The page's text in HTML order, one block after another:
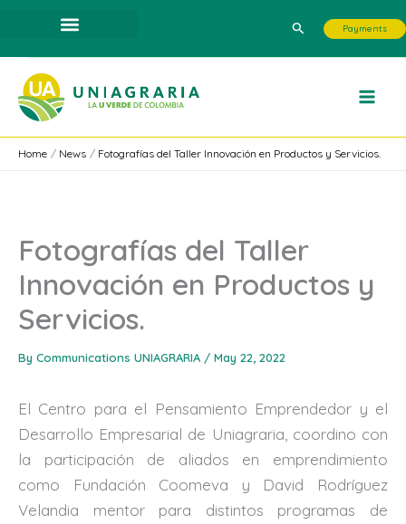
content
Search Payments
Home News Fotografías del Taller Innovación en Productos y Servicios.
Fotografías del Taller
Innovación en Productos y
Servicios.
By Communications UNIAGRARIA / May 22, 2022
El Centro para el Pensamiento Emprendedor y el
Desarrollo Empresarial de Uniagraria, coordino con
la participación de aliados en emprendimiento
como Fundación Coomeva y David Rodríguez
Velandia mentor para distintos programas de